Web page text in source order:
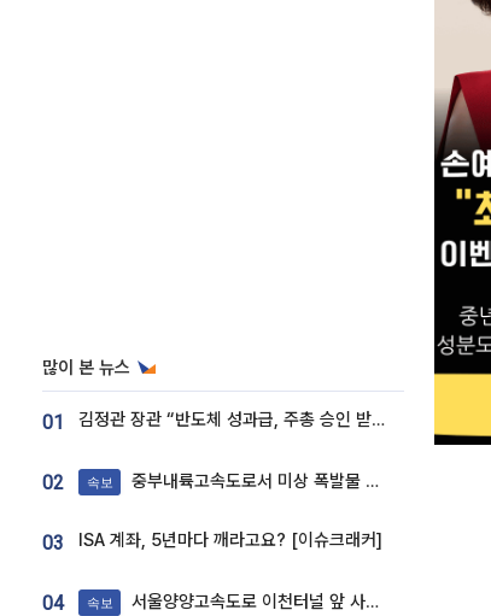
많이 본 뉴스
01 김정관 장관 “반도체 성과급, 주총 승인 받도록”…상법·자본시장법 개정 시사
02 속보 중부내륙고속도로서 미상 폭발물 발견
03 ISA 계좌, 5년마다 깨라고요? [이슈크래커]
04 속보 서울양양고속도로 이천터널 앞 사고 발생